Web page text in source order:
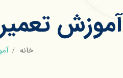
آموزش
خانه